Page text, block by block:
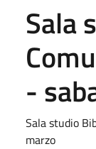
Sala
-
Sala studio
marzo